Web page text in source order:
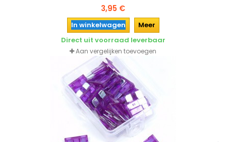
3,95 €
In winkelwagen
Meer
Direct uit voorraad leverbaar
Aan vergelijken toevoegen